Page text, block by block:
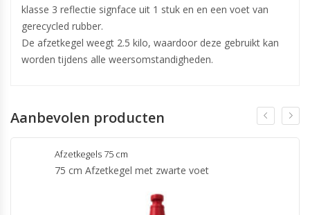
klasse 3 reflectie signface uit 1 stuk en en een voet van
gerecycled rubber.
De afzetkegel weegt 2.5 kilo, waardoor deze gebruikt kan
worden tijdens alle weersomstandigheden.
Aanbevolen producten
Afzetkegels 75 cm
75 cm Afzetkegel met zwarte voet